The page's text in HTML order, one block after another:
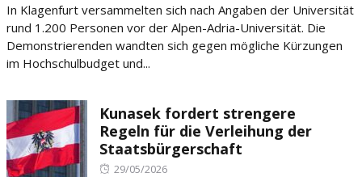
In Klagenfurt versammelten sich nach Angaben der Universität
rund 1.200 Personen vor der Alpen-Adria-Universität. Die
Demonstrierenden wandten sich gegen mögliche Kürzungen
im Hochschulbudget und...
Kunasek fordert strengere
Regeln für die Verleihung der
Staatsbürgerschaft
Posted
29/05/2026